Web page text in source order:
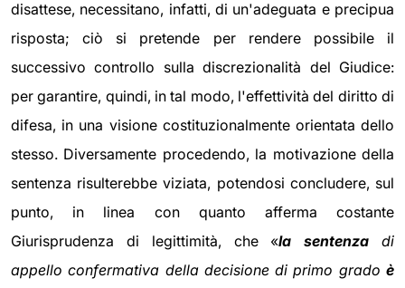
disattese, necessitano, infatti, di un'adeguata e precipua
risposta; ciò si pretende per rendere possibile il
successivo controllo sulla discrezionalità del Giudice:
per garantire, quindi, in tal modo, l'effettività del diritto di
difesa, in una visione costituzionalmente orientata dello
stesso. Diversamente procedendo, la motivazione della
sentenza risulterebbe viziata, potendosi concludere, sul
punto, in linea con quanto afferma costante
Giurisprudenza di legittimità, che «la sentenza di
appello confermativa della decisione di primo grado è